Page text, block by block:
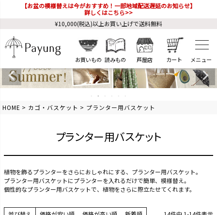
【お盆の模様替えは今がおすすめ！一部地域配送遅延のお知らせ】
詳しくはこちら>>
¥10,000(税込)以上お買い上げで送料無料
お買いもの 読みもの 芦屋店 カート
HOME カゴ・バスケット プランター用バスケット
プランター用バスケット
植物を飾るプランターをさらにおしゃれにする、プランター用バスケット。
プランター用バスケットにプランターを入れるだけで簡単、模様替え。
個性的なプランター用バスケットで、植物をさらに際立たせてくれます。